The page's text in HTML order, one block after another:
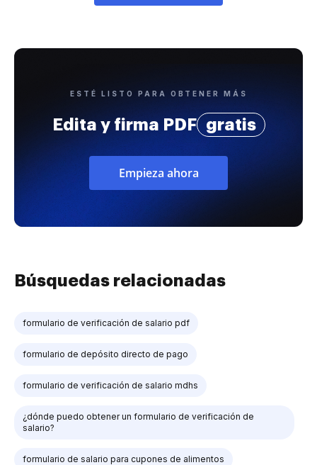
ESTÉ LISTO PARA OBTENER MÁS
Edita y firma PDF gratis
Empieza ahora
Búsquedas relacionadas
formulario de verificación de salario pdf
formulario de depósito directo de pago
formulario de verificación de salario mdhs
¿dónde puedo obtener un formulario de verificación de
salario?
formulario de salario para cupones de alimentos